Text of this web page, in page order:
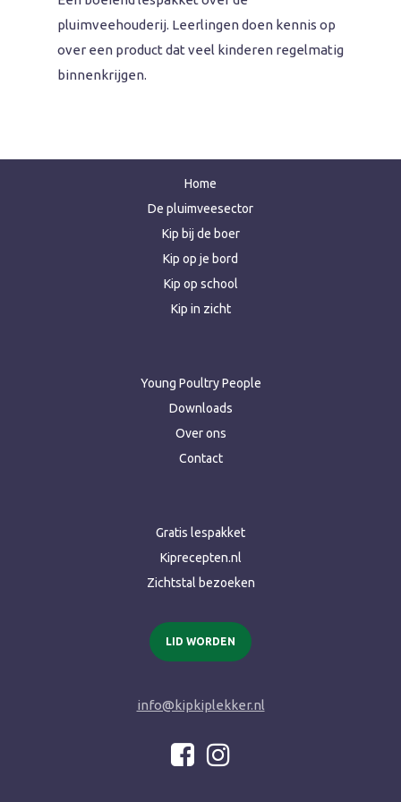
pluimveehouderij. Leerlingen doen kennis op
over een product dat veel kinderen regelmatig
binnenkrijgen.
Home
De pluimveesector
Kip bij de boer
Kip op je bord
Kip op school
Kip in zicht
Young Poultry People
Downloads
Over ons
Contact
Gratis lespakket
Kiprecepten.nl
Zichtstal bezoeken
LID WORDEN
info@kipkiplekker.nl